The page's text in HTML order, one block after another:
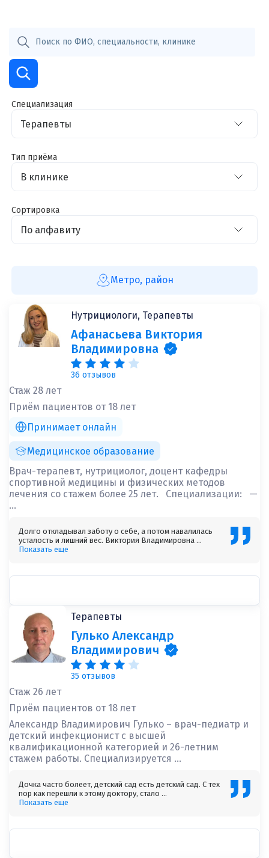
Специализация
Тип приёма
Сортировка
Метро, район
Нутрициологи, Терапевты
Афанасьева Виктория
Владимировна
36 отзывов
Стаж 28 лет
Приём пациентов от 18 лет
Принимает онлайн
Медицинское образование
Врач-терапевт, нутрициолог, доцент кафедры
спортивной медицины и физических методов
лечения со стажем более 25 лет. Специализации: —
...
Долго откладывал заботу о себе, а потом навалилась
усталость и лишний вес. Виктория Владимировна ...
Показать еще
Терапевты
Гулько Александр
Владимирович
35 отзывов
Стаж 26 лет
Приём пациентов от 18 лет
Александр Владимирович Гулько – врач-педиатр и
детский инфекционист с высшей
квалификационной категорией и 26-летним
стажем работы. Специализируется ...
Дочка часто болеет, детский сад есть детский сад. С тех
пор как перешли к этому доктору, стало ...
Показать еще